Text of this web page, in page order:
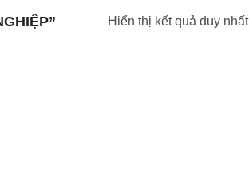
Hiển thị kết quả duy nhất